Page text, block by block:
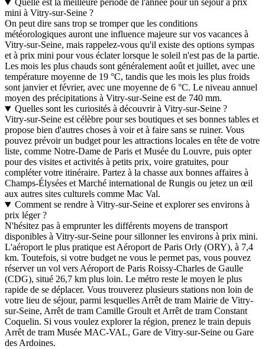
Quelle est la meilleure période de l'année pour un séjour à prix
mini à Vitry-sur-Seine ?
On peut dire sans trop se tromper que les conditions
météorologiques auront une influence majeure sur vos vacances à
Vitry-sur-Seine, mais rappelez-vous qu'il existe des options sympas
et à prix mini pour vous éclater lorsque le soleil n'est pas de la partie.
Les mois les plus chauds sont généralement août et juillet, avec une
température moyenne de 19 °C, tandis que les mois les plus froids
sont janvier et février, avec une moyenne de 6 °C. Le niveau annuel
moyen des précipitations à Vitry-sur-Seine est de 740 mm.
Quelles sont les curiosités à découvrir à Vitry-sur-Seine ?
Vitry-sur-Seine est célèbre pour ses boutiques et ses bonnes tables et
propose bien d'autres choses à voir et à faire sans se ruiner. Vous
pouvez prévoir un budget pour les attractions locales en tête de votre
liste, comme Notre-Dame de Paris et Musée du Louvre, puis opter
pour des visites et activités à petits prix, voire gratuites, pour
compléter votre itinéraire. Partez à la chasse aux bonnes affaires à
Champs-Élysées et Marché international de Rungis ou jetez un œil
aux autres sites culturels comme Mac Val.
Comment se rendre à Vitry-sur-Seine et explorer ses environs à
prix léger ?
N'hésitez pas à emprunter les différents moyens de transport
disponibles à Vitry-sur-Seine pour sillonner les environs à prix mini.
L'aéroport le plus pratique est Aéroport de Paris Orly (ORY), à 7,4
km. Toutefois, si votre budget ne vous le permet pas, vous pouvez
réserver un vol vers Aéroport de Paris Roissy-Charles de Gaulle
(CDG), situé 26,7 km plus loin. Le métro reste le moyen le plus
rapide de se déplacer. Vous trouverez plusieurs stations non loin de
votre lieu de séjour, parmi lesquelles Arrêt de tram Mairie de Vitry-
sur-Seine, Arrêt de tram Camille Groult et Arrêt de tram Constant
Coquelin. Si vous voulez explorer la région, prenez le train depuis
Arrêt de tram Musée MAC-VAL, Gare de Vitry-sur-Seine ou Gare
des Ardoines.